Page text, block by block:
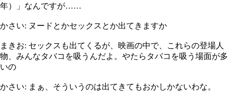
年）」なんですが……
かさい: ヌードとかセックスとか出てきますか
まきお: セックスも出てくるが、映画の中で、これらの登場人
物、みんなタバコを吸うんだよ。やたらタバコを吸う場面が多
いの
かさい: まぁ、そういうのは出てきてもおかしかないわな。